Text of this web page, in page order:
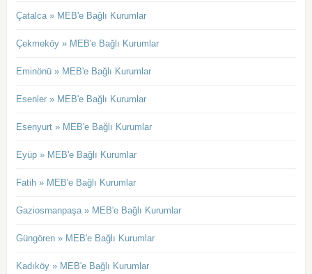
Çatalca » MEB'e Bağlı Kurumlar
Çekmeköy » MEB'e Bağlı Kurumlar
Eminönü » MEB'e Bağlı Kurumlar
Esenler » MEB'e Bağlı Kurumlar
Esenyurt » MEB'e Bağlı Kurumlar
Eyüp » MEB'e Bağlı Kurumlar
Fatih » MEB'e Bağlı Kurumlar
Gaziosmanpaşa » MEB'e Bağlı Kurumlar
Güngören » MEB'e Bağlı Kurumlar
Kadıköy » MEB'e Bağlı Kurumlar